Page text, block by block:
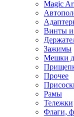
Magic
Винты и
Зажимы
Мешки
Прочее
Рамы
Тележки
Флаги,